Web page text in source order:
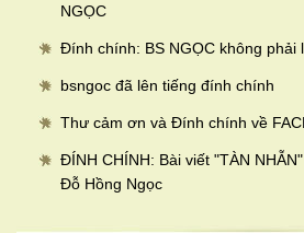
NGỌC
Đính chính: BS NGỌC không phải
bsngoc đã lên tiếng đính chính
Thư cảm ơn và Đính chính về
ĐÍNH CHÍNH: Bài viết "TÀN
Đỗ Hồng Ngọc